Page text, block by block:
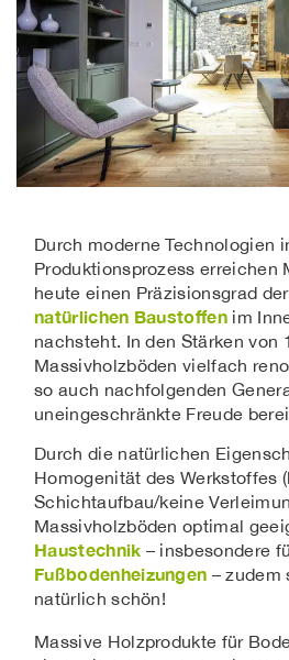
Durch moderne Technologien
Produktionsprozess erreichen
heute einen Präzisionsgrad
natürlichen Baustoffen im
nachsteht. In den Stärken von
Massivholzböden vielfach
so auch nachfolgenden
uneingeschränkte Freude
Durch die natürlichen
Homogenität des Werkstoffes
Schichtaufbau/keine
Massivholzböden optimal
Haustechnik – insbesondere
Fußbodenheizungen – zudem
natürlich schön!
Massive Holzprodukte für